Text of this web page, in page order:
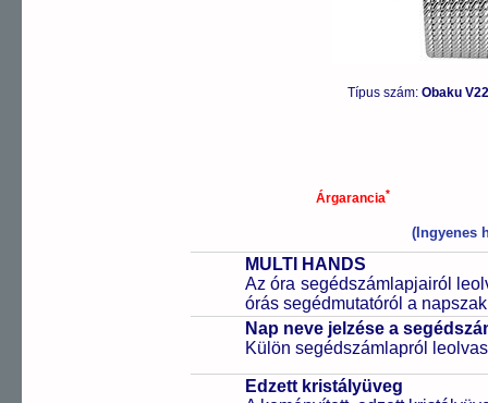
Típus szám: Obaku
Árgarancia*
(Ingyenes
MULTI HANDS
Az óra segédszámlapjairól
órás segédmutatóról a
Nap neve jelzése a
Külön segédszámlapról
Edzett kristályüveg